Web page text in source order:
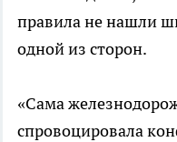
правила не нашли
одной из сторон.
«Сама
спровоцировала